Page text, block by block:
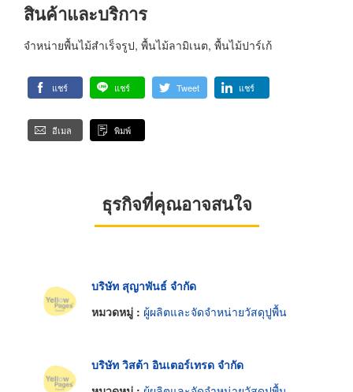
สินค้าและบริการ
จำหน่ายพื้นไม้สำเร็จรูป, พื้นไม้ลามิเนต, พื้นไม้ปาร์เก้
แชร์ แชร์ Tweet แชร์
อีเมล พิมพ์
ธุรกิจที่คุณอาจสนใจ
บริษัท สุญาพันธ์ จำกัด
หมวดหมู่ : ผู้ผลิตและจัดจำหน่ายวัสดุปูพื้น
บริษัท วิสต้า อินเตอร์เทรด จำกัด